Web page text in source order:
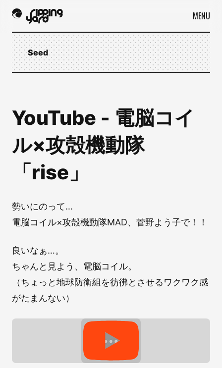
MENU
Seed
YouTube - 電脳コイ
ル×攻殻機動隊
「rise」
勢いにのって…
電脳コイル×攻殻機動隊MAD、菅野よう子で！！
良いなぁ…。
ちゃんと見よう、電脳コイル。
（ちょっと地球防衛組を彷彿とさせるワクワク感
がたまんない）